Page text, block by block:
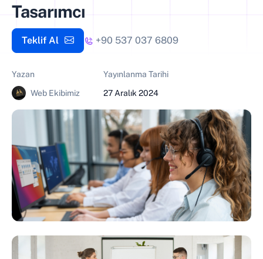
Tasarımcı
Teklif Al +90 537 037 6809
Yazan
Web Ekibimiz
Yayınlanma Tarihi
27 Aralık 2024